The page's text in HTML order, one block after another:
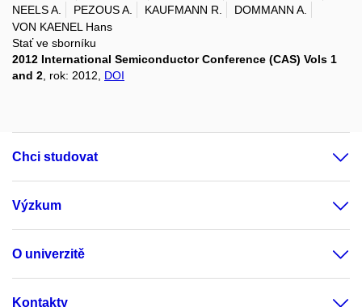
NEELS A.
PEZOUS A. KAUFMANN R.
DOMMANN A.
VON KAENEL Hans
Stať ve sborníku
2012 International Semiconductor Conference (CAS) Vols 1
and 2, rok: 2012, DOI
Chci studovat
Výzkum
O univerzitě
Kontakty